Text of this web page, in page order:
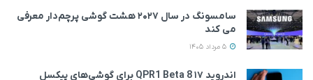
سامسونگ در سال ۲۰۲۷ هشت گوشی پرچم‌دار معرفی
می‌ کند
اندروید ۱۷ QPR1 Beta 8 برای گوشی‌های پیکسل